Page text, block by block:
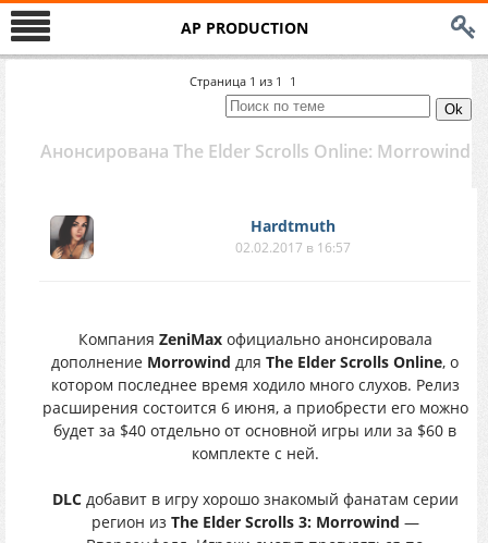
AP PRODUCTION
Страница 1 из 1 1
Анонсирована The Elder Scrolls Online: Morrowind
Hardtmuth
02.02.2017 в 16:57
Компания ZeniMaxофициально анонсировала
дополнение Morrowind для The Elder Scrolls Online, о
котором последнее время ходило много слухов. Релиз
расширения состоится 6 июня, а приобрести его можно
будет за $40 отдельно от основной игры или за $60 в
комплекте с ней.
DLCдобавит в игру хорошо знакомый фанатам серии
регион из The Elder Scrolls 3: Morrowind —